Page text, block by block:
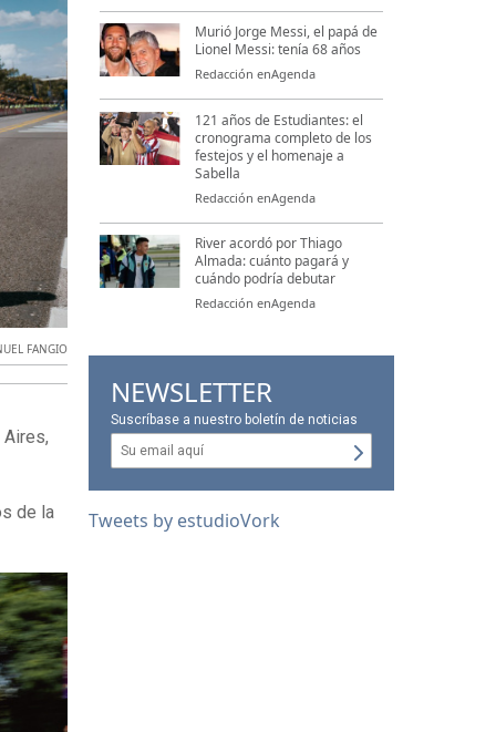
FANGIO
de la
Murió Jorge Messi, el papá de
Lionel Messi: tenía 68 años
Redacción enAgenda
121 años de Estudiantes: el
cronograma completo de los
festejos y el homenaje a
Sabella
Redacción enAgenda
River acordó por Thiago
Almada: cuánto pagará y
cuándo podría debutar
Redacción enAgenda
NEWSLETTER
Suscríbase a nuestro boletín de noticias
Tweets by estudioVork